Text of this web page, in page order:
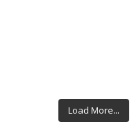
Load More...